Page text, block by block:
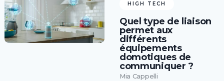
HIGH TECH
Quel type de liaison
permet aux
différents
équipements
domotiques de
communiquer ?
Mia Cappelli